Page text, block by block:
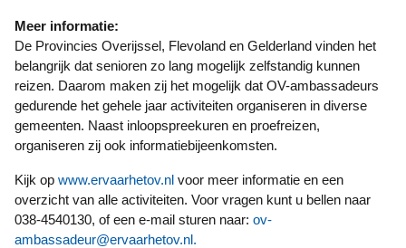
Meer informatie:
De Provincies Overijssel, Flevoland en Gelderland vinden het
belangrijk dat senioren zo lang mogelijk zelfstandig kunnen
reizen. Daarom maken zij het mogelijk dat OV-ambassadeurs
gedurende het gehele jaar activiteiten organiseren in diverse
gemeenten. Naast inloopspreekuren en proefreizen,
organiseren zij ook informatiebijeenkomsten.
Kijk op www.ervaarhetov.nl voor meer informatie en een
overzicht van alle activiteiten. Voor vragen kunt u bellen naar
038-4540130, of een e-mail sturen naar: ov-
ambassadeur@ervaarhetov.nl.